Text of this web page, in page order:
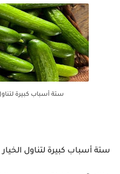
ستة أسباب كبيرة
ستة أسباب كبيرة لتناول الخيار